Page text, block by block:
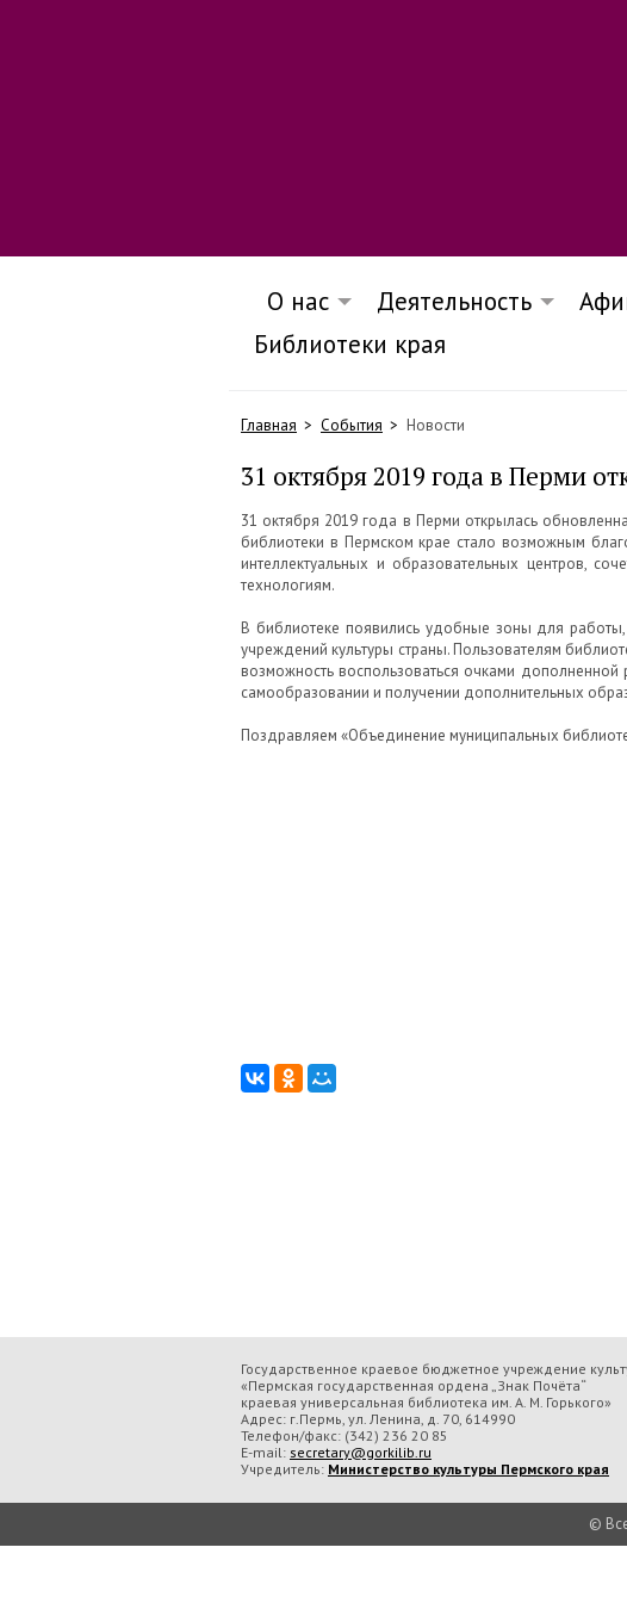
О нас Деятельность
Библиотеки края
Главная События Новости
31 октября 2019 года в Перми
31 октября 2019 года в Перми открылась
библиотеки в Пермском крае стало возможным
интеллектуальных и образовательных центров,
технологиям.
В библиотеке появились удобные зоны для
учреждений культуры страны. Пользователям
возможность воспользоваться очками
самообразовании и получении дополнительных
Поздравляем «Объединение муниципальных
Государственное краевое бюджетное учреждение
«Пермская государственная ордена „Знак Почёта“
краевая универсальная библиотека им. А. М. Горького»
Адрес: г.Пермь, ул. Ленина, д. 70, 614990
Телефон/факс: (342) 236 20 85
E-mail: secretary@gorkilib.ru
Учредитель: Министерство культуры Пермского края
©
Во время посещения сайта Государственное краевое бюджетное учреждение культуры
обрабатываем данные с использованием метрических программ.